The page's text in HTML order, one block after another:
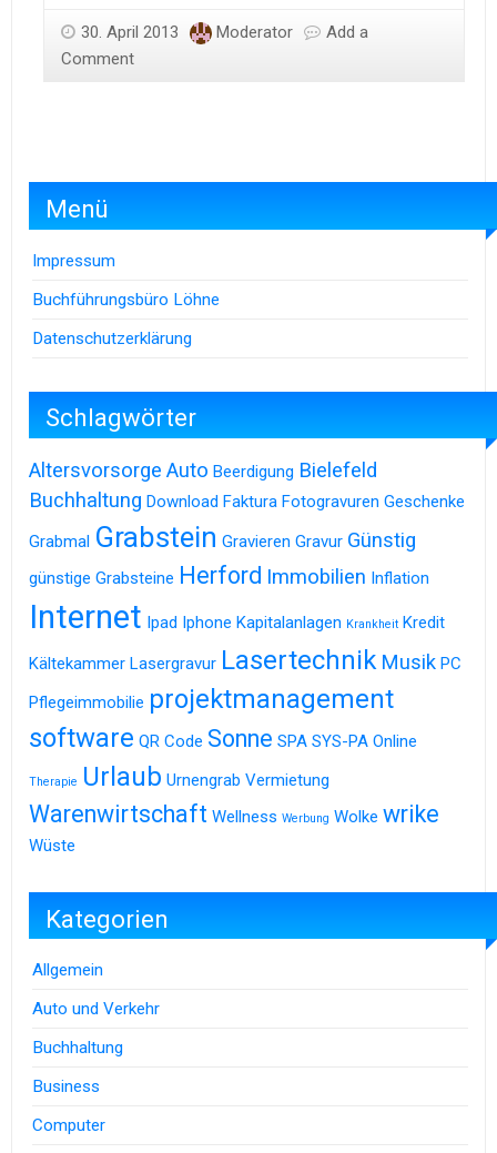
30. April 2013 Moderator
Add a
Comment
Menü
Impressum
Buchführungsbüro Löhne
Datenschutzerklärung
Schlagwörter
Altersvorsorge Auto Beerdigung Bielefeld
Buchhaltung Download Faktura Fotogravuren Geschenke
Grabmal Grabstein Gravieren Gravur Günstig
günstige Grabsteine Herford Immobilien Inflation
Internet Ipad Iphone Kapitalanlagen Krankheit Kredit
Kältekammer Lasergravur Lasertechnik Musik PC
Pflegeimmobilie projektmanagement
software QR Code Sonne SPA SYS-PA Online
Therapie Urlaub Urnengrab Vermietung
Warenwirtschaft Wellness Werbung Wolke wrike
Wüste
Kategorien
Allgemein
Auto und Verkehr
Buchhaltung
Business
Computer